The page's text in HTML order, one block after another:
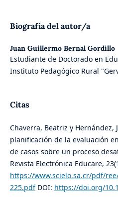
Biografía del autor/a
Juan Guillermo Bernal Gordillo
Estudiante de Doctorado en
Instituto Pedagógico Rural
Citas
Chaverra, Beatriz y Hernández,
planificación de la evaluación
de casos sobre un proceso
Revista Electrónica Educare,
https://www.scielo.sa.cr/pdf/
225.pdfDOI: https://doi.org/